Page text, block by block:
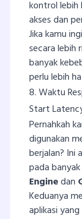
kontrol lebih
akses dan
Jika kamu
secara lebih
banyak
perlu lebih
8. Waktu
Start
Pernahkah
digunakan
berjalan? Ini
pada
Enginedan
Keduanya
aplikasi